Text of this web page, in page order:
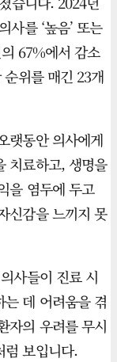
를 ‘높음’ 또는
67%에서 감소
위를 매긴 23개
랫동안 의사에게
치료하고, 생명을
을 염두에 두고
신감을 느끼지 못
사들이 진료 시
데 어려움을 겪
자의 우려를 무시
럼 보입니다.